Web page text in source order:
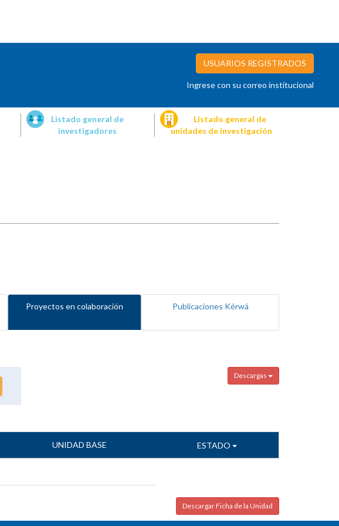
USUARIOS REGISTRADOS
Ingrese con su correo institucional
Listado general de
investigadores
Listado general de
unidades de investigación
Proyectos en colaboración Publicaciones Kérwá
Descargas
UNIDAD BASE ESTADO
Descargar Ficha de la Unidad